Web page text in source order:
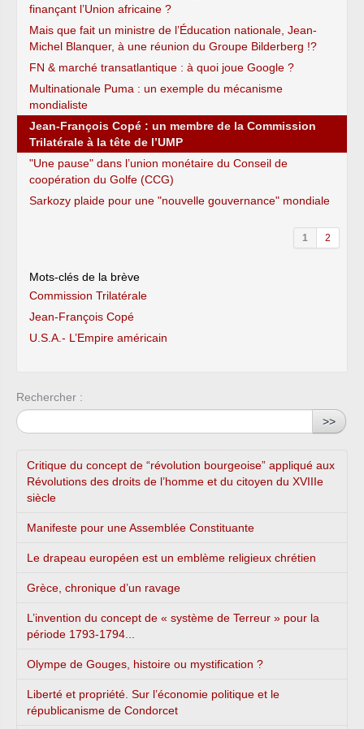
finançant l’Union africaine ?
Mais que fait un ministre de l’Éducation nationale, Jean-
Michel Blanquer, à une réunion du Groupe Bilderberg !?
FN & marché transatlantique : à quoi joue Google ?
Multinationale Puma : un exemple du mécanisme
mondialiste
Jean-François Copé : un membre de la Commission
Trilatérale à la tête de l’UMP
"Une pause" dans l’union monétaire du Conseil de
coopération du Golfe (CCG)
Sarkozy plaide pour une "nouvelle gouvernance" mondiale
1 2
Mots-clés de la brève
Commission Trilatérale
Jean-François Copé
U.S.A.- L’Empire américain
Rechercher :
>>
Critique du concept de “révolution bourgeoise” appliqué aux
Révolutions des droits de l’homme et du citoyen du XVIIIe
siècle
Manifeste pour une Assemblée Constituante
Le drapeau européen est un emblème religieux chrétien
Grèce, chronique d’un ravage
L’invention du concept de « système de Terreur » pour la
période 1793-1794...
Olympe de Gouges, histoire ou mystification ?
Liberté et propriété. Sur l’économie politique et le
républicanisme de Condorcet